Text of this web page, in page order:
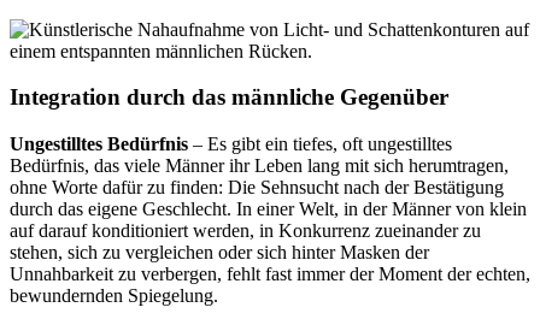
Integration durch das männliche Gegenüber
Ungestilltes Bedürfnis – Es gibt ein tiefes, oft ungestilltes
Bedürfnis, das viele Männer ihr Leben lang mit sich herumtragen,
ohne Worte dafür zu finden: Die Sehnsucht nach der Bestätigung
durch das eigene Geschlecht. In einer Welt, in der Männer von klein
auf darauf konditioniert werden, in Konkurrenz zueinander zu
stehen, sich zu vergleichen oder sich hinter Masken der
Unnahbarkeit zu verbergen, fehlt fast immer der Moment der echten,
bewundernden Spiegelung.